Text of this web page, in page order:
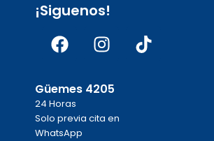
¡Siguenos!
Facebook
Instagram
Tiktok
Güemes 4205
24 Horas
Solo previa cita en
WhatsApp